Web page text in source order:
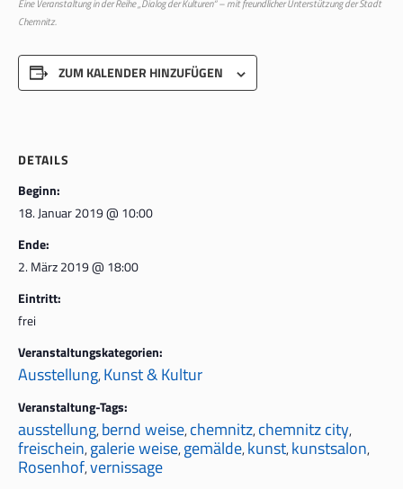
Eine Veranstaltung in der Reihe „Dialog der Kulturen“ – mit freundlicher Unterstützung der Stadt
Chemnitz.
ZUM KALENDER HINZUFÜGEN
DETAILS
Beginn:
18. Januar 2019 @ 10:00
Ende:
2. März 2019 @ 18:00
Eintritt:
frei
Veranstaltungskategorien:
Ausstellung,Kunst & Kultur
Veranstaltung-Tags:
ausstellung,bernd weise,chemnitz,chemnitz city,
freischein,galerie weise,gemälde,kunst,kunstsalon,
Rosenhof,vernissage